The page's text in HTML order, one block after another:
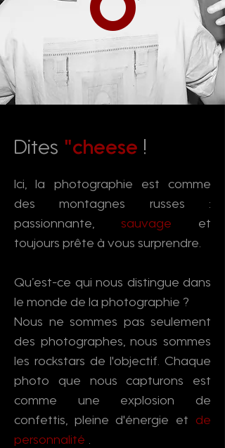
O
Dites "cheese !
Ici, la photographie est comme
des montagnes russes :
passionnante,
sauvage
et
toujours prête à vous surprendre.
Qu’est-ce qui nous distingue dans
le monde de la photographie ?
Nous ne sommes pas seulement
des photographes, nous sommes
les rockstars de l'objectif. Chaque
photo que nous capturons est
comme une explosion de
confettis, pleine d'énergie et
de
personnalité .